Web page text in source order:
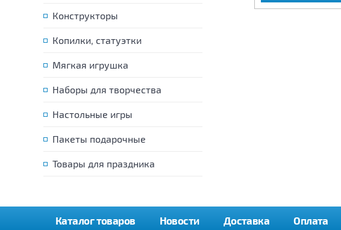
Конструкторы
Копилки, статуэтки
Мягкая игрушка
Наборы для творчества
Настольные игры
Пакеты подарочные
Товары для праздника
Каталог товаров Новости Доставка Оплата